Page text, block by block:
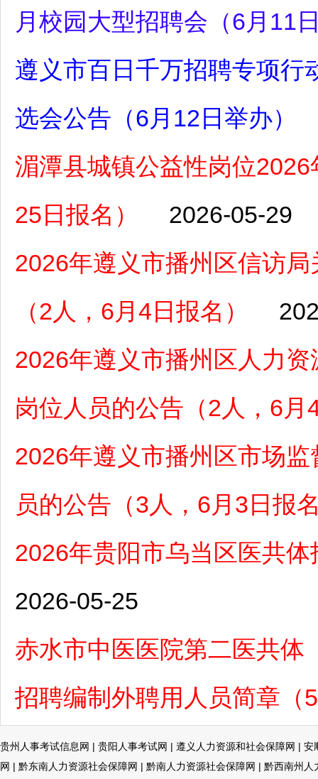
月校园大型招聘会（6月11
遵义市百日千万招聘专项行
选会公告（6月12日举办）
湄潭县城镇公益性岗位
25日报名）
2026-05-29
2026年遵义市播州区信访
（2人，6月4日报名）
2026年遵义市播州区人力
岗位人员的公告（2人，6月
2026年遵义市播州区市场
员的公告（3人，6月3日报
2026年贵阳市乌当区医共
2026-05-25
赤水市中医医院第二医共体
招聘编制外聘用人员简章（
贵州人事考试信息网 | 贵阳人事考试网 | 遵义人力资源和社会保障网 | 安
网 | 黔东南人力资源社会保障网 | 黔南人力资源社会保障网 | 黔西南州人